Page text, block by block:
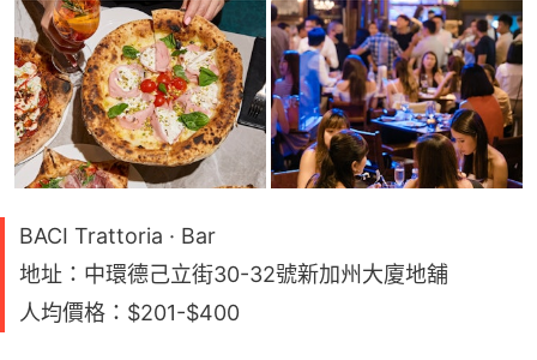
BACI Trattoria · Bar
地址：中環德己立街30-32號新加州大廈地舖
人均價格：$201-$400